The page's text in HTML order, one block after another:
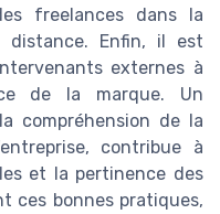
freelances dans la
distance. Enfin, il est
externes à
de la marque. Un
compréhension de la
contribue à
et la pertinence des
ces bonnes pratiques,